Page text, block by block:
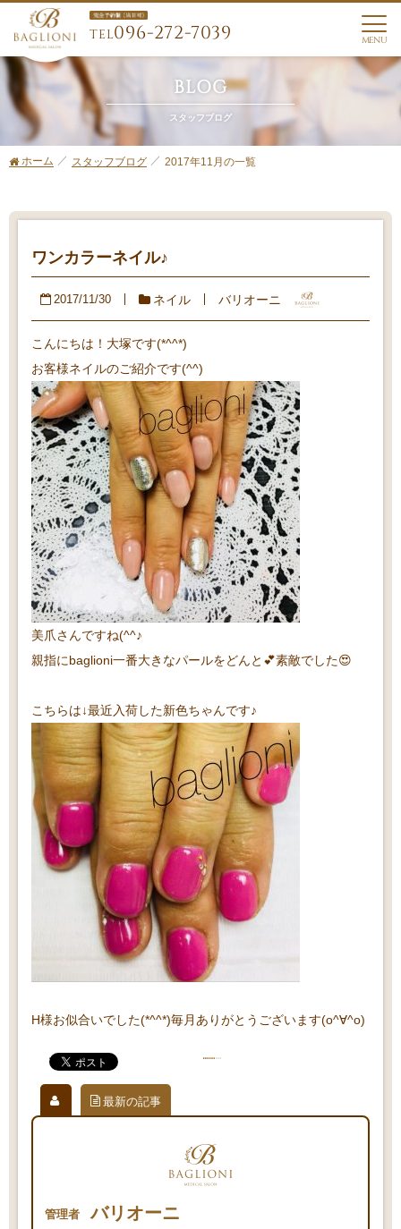
TEL096-272-7039 MENU
BLOG
スタッフブログ
ホーム スタッフブログ 2017年11月の一覧
ワンカラーネイル♪
2017/11/30 ネイル バリオーニ
こんにちは！大塚です(*^^*)
お客様ネイルのご紹介です(^^)
美爪さんですね(^^♪
親指にbaglioni一番大きなパールをどんと💕素敵でした😍
こちらは↓最近入荷した新色ちゃんです♪
H様お似合いでした(*^^*)毎月ありがとうございます(o^∀^o)
最新の記事
管理者 バリオーニ